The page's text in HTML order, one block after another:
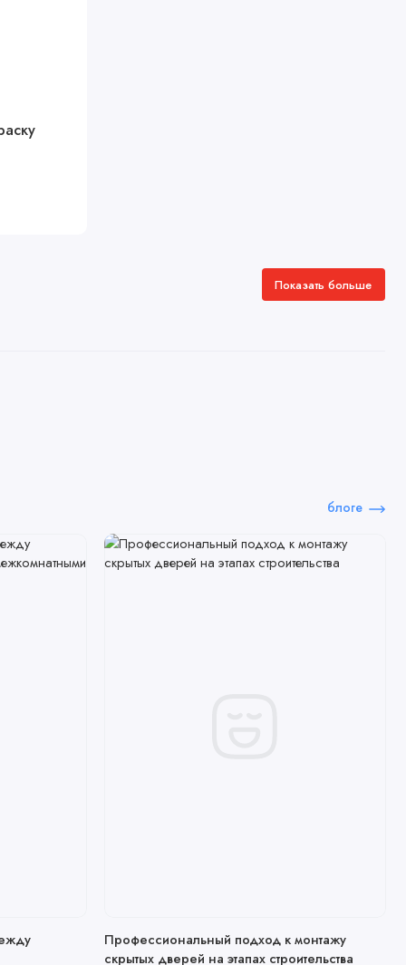
Показать больше
блоге
Профессиональный подход к монтажу
скрытых дверей на этапах строительства